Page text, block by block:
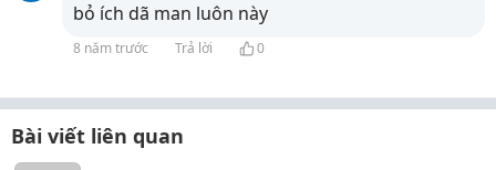
bỏ ích dã man luôn này
8 năm trước Trả lời 0
Bài viết liên quan